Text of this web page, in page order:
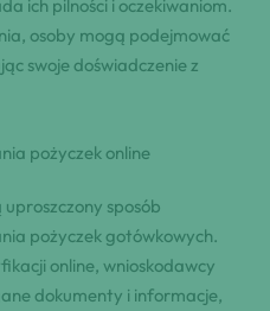
ich pilności i oczekiwaniom.
osoby mogą podejmować
swoje doświadczenie z
pożyczek online
sposób
pożyczek gotówkowych.
online, wnioskodawcy
dokumenty i informacje,